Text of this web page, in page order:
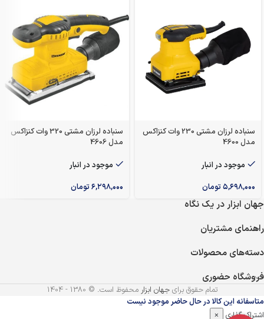
سنباده لرزان مشتی 230 وات کنزاکس
مدل 4600
موجود در انبار
۵,۶۹۸,۰۰۰تومان
سنباده لرزان مشتی 320 وات کنزاکس
مدل 4606
موجود در انبار
۶,۲۹۸,۰۰۰تومان
جهان ابزار در یک نگاه
راهنمای مشتریان
دسته‌های محصولات
فروشگاه حضوری
تمام حقوق برایجهان ابزار محفوظ است. © 1380 - 1404
متاسفانه این کالا در حال حاضر موجود نیست
اشتراک گذاری
×